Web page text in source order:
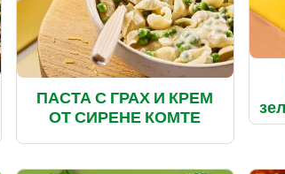
ПАСТА С ГРАХ И КРЕМ
ОТ СИРЕНЕ КОМТЕ